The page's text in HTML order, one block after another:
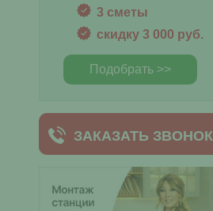
3 сметы
скидку 3 000 руб.
Подобрать >>
ЗАКАЗАТЬ ЗВОНОК